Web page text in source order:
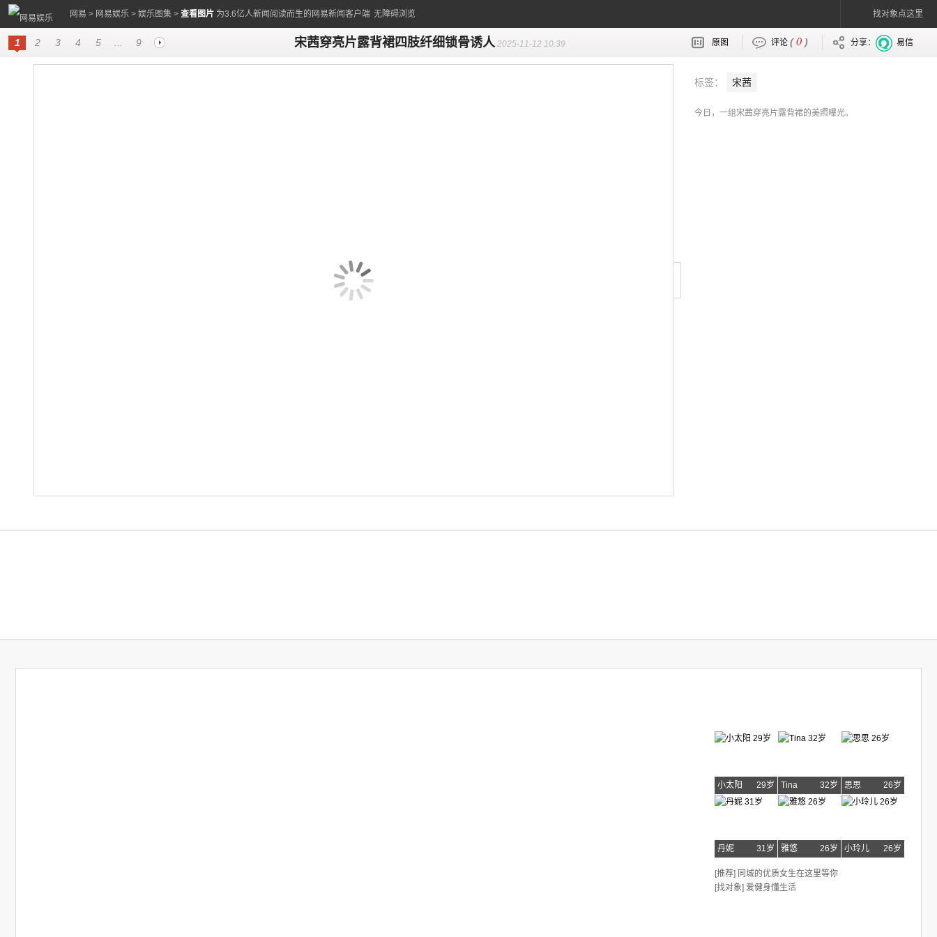
网易 > 网易娱乐 > 娱乐图集 > 查看图片 为3.6亿人新闻阅读而生的网易新闻客户端 无障碍浏览 找对象点这里
1 2 3 4 5 9 宋茜穿亮片露背裙四肢纤细锁骨诱人 2025-11-12 10:39 原图 评论 (0 ) 分享： 易信
标签： 宋茜
今日，一组宋茜穿亮片露背裙的美照曝光。
小太阳 29岁 Tina 32岁 思思 26岁
丹妮 31岁 雅悠 26岁 小玲儿 26岁
[推荐] 同城的优质女生在这里等你
[找对象] 爱健身懂生活